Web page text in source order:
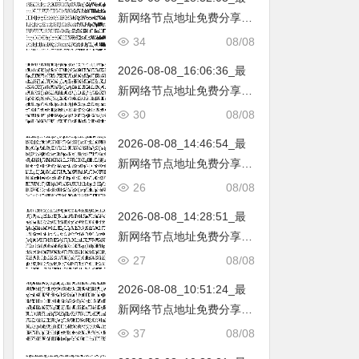
新网络节点地址免费分享…
不定期更新…开放免费分享
韩国|新加坡|台湾|马来西亚|
…
08/08
34
2026-08-08_16:06:36_最
新网络节点地址免费分享…
不定期更新…开放免费分享
韩国|新加坡|台湾|马来西亚|
…
08/08
30
2026-08-08_14:46:54_最
新网络节点地址免费分享…
不定期更新…开放免费分享
韩国|新加坡|台湾|马来西亚|
…
08/08
26
2026-08-08_14:28:51_最
新网络节点地址免费分享…
不定期更新…开放免费分享
韩国|新加坡|台湾|马来西亚|
…
08/08
27
2026-08-08_10:51:24_最
新网络节点地址免费分享…
不定期更新…开放免费分享
08/08
37